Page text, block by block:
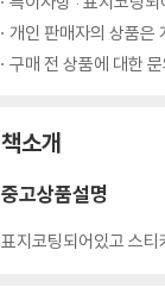
개인 판매자의 상품은
구매 전 상품에 대한
책소개
중고상품설명
표지코팅되어있고 스티